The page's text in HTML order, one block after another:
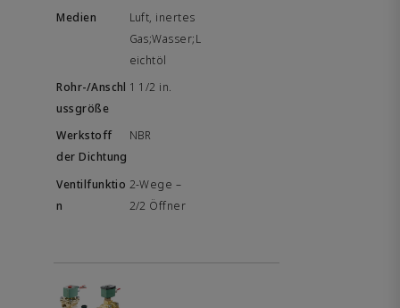
Luft, inertes
Gas;Wasser;L
eichtöl
1 1/2 in.
NBR
2-Wege –
2/2 Öffner